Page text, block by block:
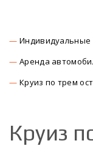
Аренда
Круиз по трем
Круиз